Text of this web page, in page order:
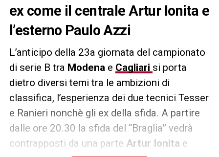
ex come il centrale Artur Ionita e
l’esterno Paulo Azzi
L’anticipo della 23a giornata del campionato
di serie B tra Modena e Cagliari si porta
dietro diversi temi tra le ambizioni di
classifica, l’esperienza dei due tecnici Tesser
e Ranieri nonchè gli ex della sfida. A partire
dalle ore 20.30 la sfida del “Braglia” vedrà
contrapposti da una parte Artur Ionita e